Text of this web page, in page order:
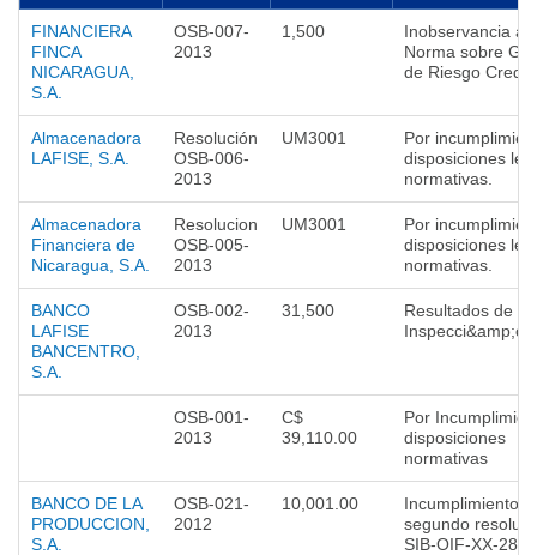
FINANCIERA
FINCA
NICARAGUA,
S.A.
OSB-007-
2013
1,500
Inobservancia a
Norma sobre
de Riesgo
Almacenadora
LAFISE, S.A.
Resolución
OSB-006-
2013
UM3001
Por
disposiciones
normativas.
Almacenadora
Financiera de
Nicaragua, S.A.
Resolucion
OSB-005-
2013
UM3001
Por
disposiciones
normativas.
BANCO
LAFISE
BANCENTRO,
S.A.
OSB-002-
2013
31,500
Resultados de
OSB-001-
2013
C$
39,110.00
Por
disposiciones
normativas
BANCO DE LA
PRODUCCION,
S.A.
OSB-021-
2012
10,001.00
Incumplimiento
segundo
SIB-OIF-XX-